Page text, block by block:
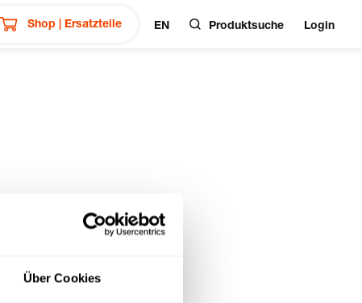
Über Cookies
Shop | Ersatzteile EN Produktsuche Login